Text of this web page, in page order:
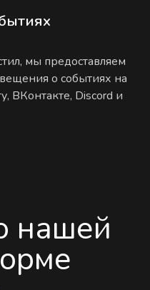
мы предоставляем
о событиях на
ВКонтакте, Discord и
нашей